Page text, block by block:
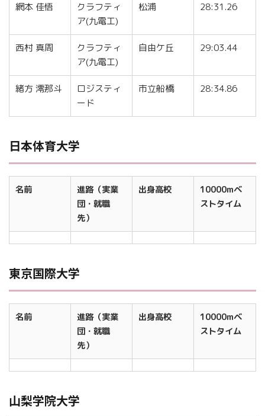
網本 佳悟
クラフティ
ア(九電工)
松浦 28:31.26
西村 真周
クラフティ
ア(九電工)
自由ケ丘 29:03.44
緒方 澪那斗
ロジスティ
ード
市立船橋 28:34.86
日本体育大学
名前
進路（実業
団・就職
先）
出身高校
10000mベ
ストタイム
東京国際大学
名前
進路（実業
団・就職
先）
出身高校
10000mベ
ストタイム
山梨学院大学